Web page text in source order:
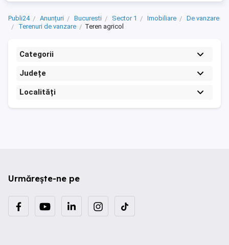
Publi24 Anunțuri Bucuresti Sector 1 Imobiliare
De vanzare
Terenuri de vanzare
Teren agricol
Categorii
Județe
Localități
Urmărește-ne pe